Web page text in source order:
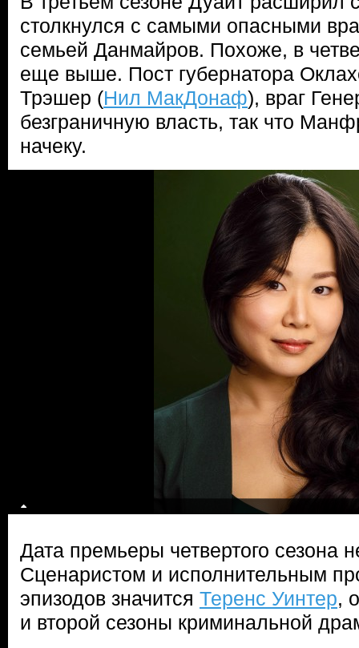
столкнулся с самыми опасными
семьей Данмайров. Похоже, в
еще выше. Пост губернатора
Трэшер (Нил МакДонаф), враг
безграничную власть, так что
начеку.
Дата премьеры четвертого сезона
Сценаристом и исполнительным
эпизодов значится Теренс Уинтер,
и второй сезоны криминальной